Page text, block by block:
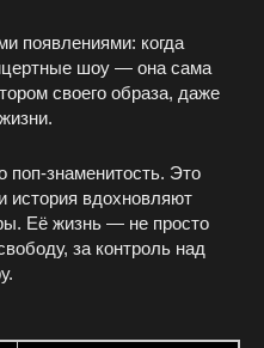
появлениями: когда
шоу — она сама
своего образа, даже
Это
история вдохновляют
Её жизнь — не просто
за контроль над